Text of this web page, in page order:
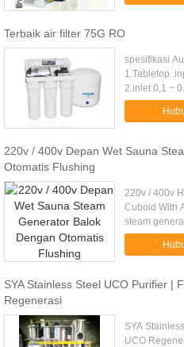
Terbaik air filter 75G RO
spesifikasi
1.Tabletop
2.inlet 0,1 ~
ro 1.Tabletop
2.inlet 0,1 ~
220v / 400v Depan Wet Sauna
Otomatis Flushing
220v / 400v
Cuboid With
steam
Sauna
output:
SYA Stainless Steel UCO Purifier |
Regenerasi
SYA
UCO